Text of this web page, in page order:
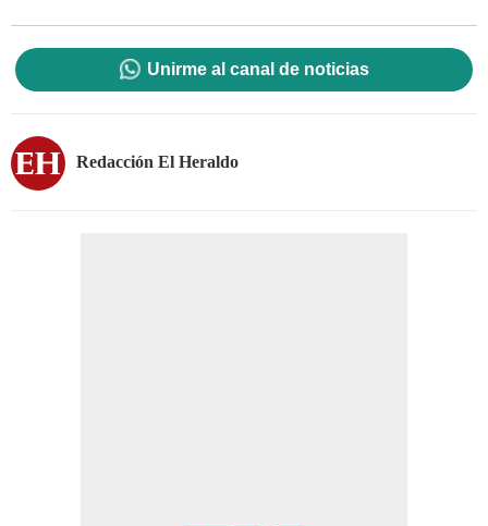
Unirme al canal de noticias
Redacción El Heraldo